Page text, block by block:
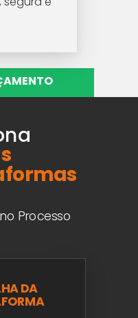
Processo
DA